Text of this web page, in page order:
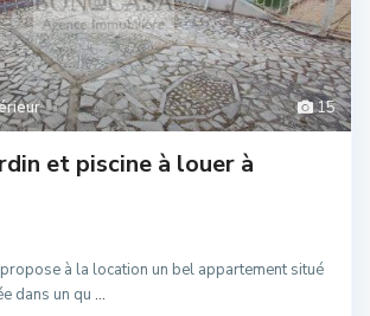
15
et piscine à louer à
à la location un bel appartement situé
dans un qu ...